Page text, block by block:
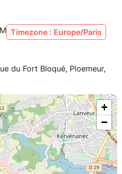
Timezone : Europe/Paris
du Fort Bloqué, Ploemeur,
+
−